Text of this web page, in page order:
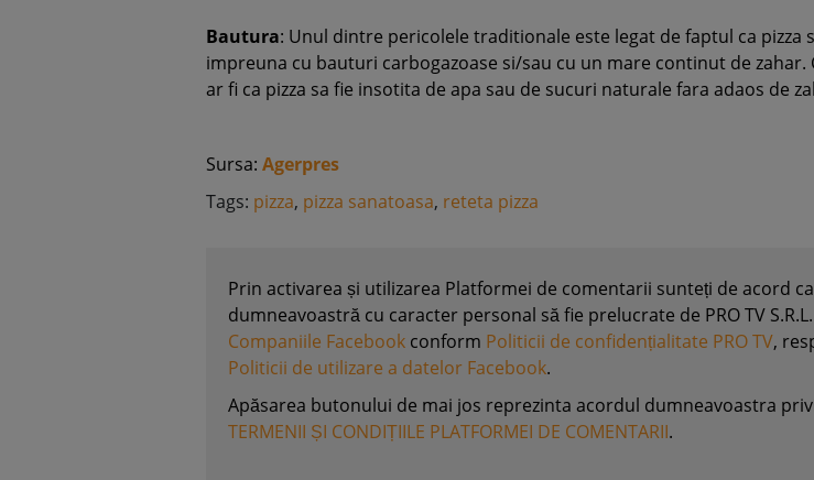
Bautura: Unul dintre pericolele traditionale este legat de faptul ca pizza
impreuna cu bauturi carbogazoase si/sau cu un mare continut de zahar.
ar fi ca pizza sa fie insotita de apa sau de sucuri naturale fara adaos de
Sursa: Agerpres
Tags: pizza, pizza sanatoasa, reteta pizza
Prin activarea și utilizarea Platformei de comentarii sunteți de acord
dumneavoastră cu caracter personal să fie prelucrate de PRO TV
Companiile Facebook conform Politicii de confidențialitate PRO TV,
Politicii de utilizare a datelor Facebook.
Apăsarea butonului de mai jos reprezinta acordul dumneavoastra
TERMENII ȘI CONDIȚIILE PLATFORMEI DE COMENTARII.